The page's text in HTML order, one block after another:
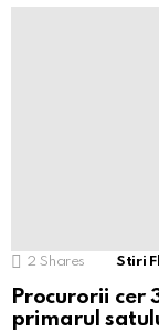
2 Shares Stiri
Procurorii cer
primarul